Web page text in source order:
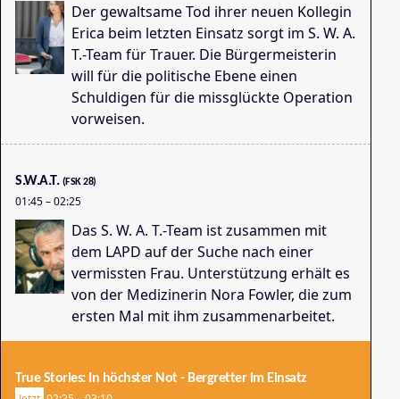
Der gewaltsame Tod ihrer neuen Kollegin
Erica beim letzten Einsatz sorgt im S. W. A.
T.-Team für Trauer. Die Bürgermeisterin
will für die politische Ebene einen
Schuldigen für die missglückte Operation
vorweisen.
S.W.A.T. (FSK 28)
01:45–02:25
Das S. W. A. T.-Team ist zusammen mit
dem LAPD auf der Suche nach einer
vermissten Frau. Unterstützung erhält es
von der Medizinerin Nora Fowler, die zum
ersten Mal mit ihm zusammenarbeitet.
True Stories: In höchster Not - Bergretter im Einsatz